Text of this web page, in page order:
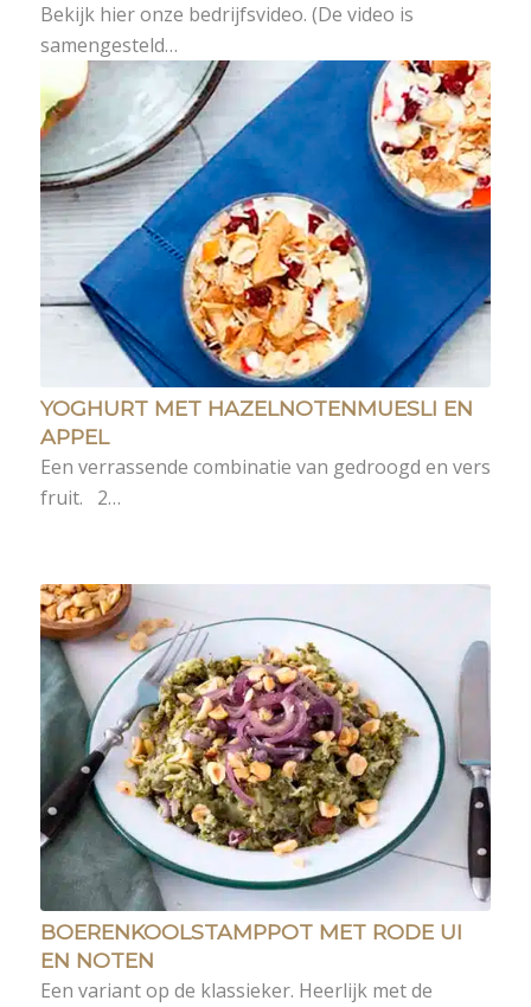
Bekijk hier onze bedrijfsvideo. (De video is
samengesteld…
YOGHURT MET HAZELNOTENMUESLI EN
APPEL
Een verrassende combinatie van gedroogd en vers
fruit. 2…
BOERENKOOLSTAMPPOT MET RODE UI
EN NOTEN
Een variant op de klassieker. Heerlijk met de